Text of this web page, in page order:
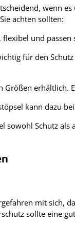
wenn
achten sollten:
und
für den
Größen erhältlich.
kann dazu
sowohl Schutz
mit sich,
sollte eine